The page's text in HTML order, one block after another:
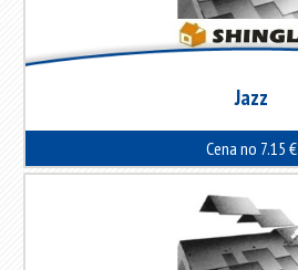
Jazz
Cena no 7.15 €